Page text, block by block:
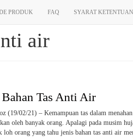
PRODUK FAQ SYARAT KETENTUAN
air
Tas Anti Air
(19/02/21) – Kemampuan tas dalam
oleh banyak orang. Apalagi pada musim
loh orang yang tahu jenis bahan tas anti air